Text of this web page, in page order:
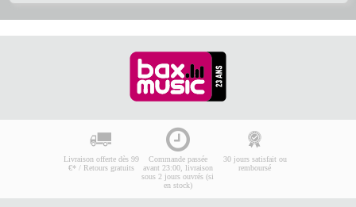
Livraison offerte dès 99
€* / Retours gratuits
Commande passée
avant 23:00, livraison
sous 2 jours ouvrés (si
en stock)
30 jours satisfait ou
remboursé